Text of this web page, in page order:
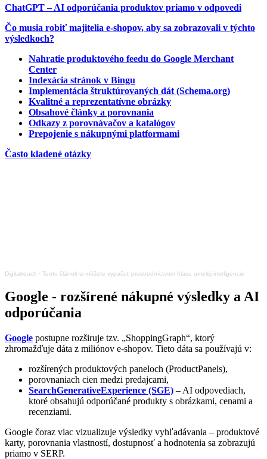
ChatGPT – AI odporúčania produktov priamo v odpovedi
Čo musia robiť majitelia e-shopov, aby sa zobrazovali v týchto
výsledkoch?
Nahratie produktového feedu do Google Merchant
Center
Indexácia stránok v Bingu
Implementácia štruktúrovaných dát (Schema.org)
Kvalitné a reprezentatívne obrázky
Obsahové články a porovnania
Odkazy z porovnávačov a katalógov
Prepojenie s nákupnými platformami
Často kladené otázky
Digitalreach · Tento článok si môžete vypočuť prostredníctvom hlasu umelej inteligencie
Google - rozšírené nákupné výsledky a AI
odporúčania
Google postupne rozširuje tzv. „ShoppingGraph“, ktorý
zhromažďuje dáta z miliónov e-shopov. Tieto dáta sa používajú v:
rozšírených produktových paneloch (ProductPanels),
porovnaniach cien medzi predajcami,
SearchGenerativeExperience (SGE) – AI odpovediach,
ktoré obsahujú odporúčané produkty s obrázkami, cenami a
recenziami.
Google čoraz viac vizualizuje výsledky vyhľadávania – produktové
karty, porovnania vlastností, dostupnosť a hodnotenia sa zobrazujú
priamo v SERP.